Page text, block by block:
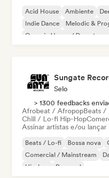
Acid House Ambiente
Indie Dance
Melodic &
Organic House / Downtempo
Sungate
Selo
> 1300 feedbacks
Afrobeat / AfropopBeats /
Chill / Lo-fi Hip-Hop
Assinar artistas e/ou lançar
Beats / Lo-fi Bossa nova
Comercial / Mainstream
Hip-hop
Pop soul